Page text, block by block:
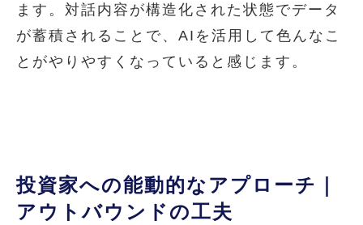
ます。対話内容が構造化された状態でデータ
が蓄積されることで、AIを活用して色んなこ
とがやりやすくなっていると感じます。
投資家への能動的なアプローチ｜
アウトバウンドの工夫